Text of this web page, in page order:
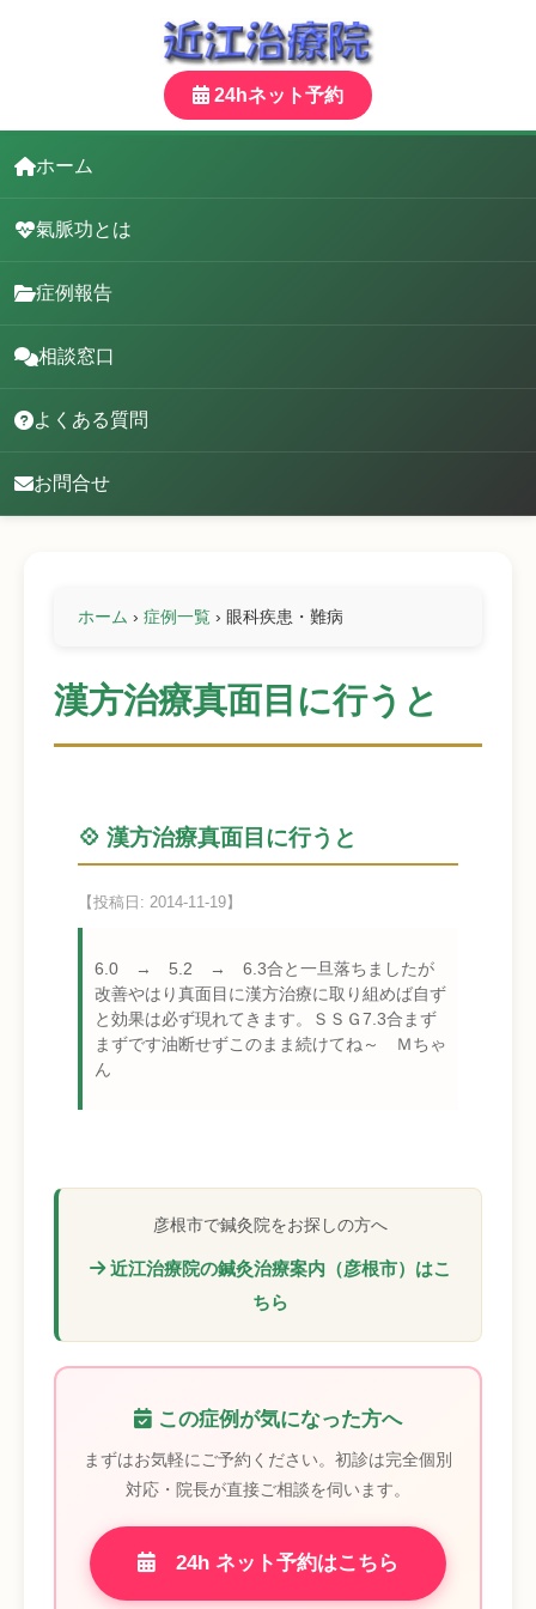
24hネット予約
ホーム
氣脈功とは
症例報告
相談窓口
よくある質問
お問合せ
ホーム › 症例一覧 › 眼科疾患・難病
漢方治療真面目に行うと
💠 漢方治療真面目に行うと
【投稿日: 2014-11-19】
6.0 → 5.2 → 6.3合と一旦落ちましたが
改善やはり真面目に漢方治療に取り組めば自ず
と効果は必ず現れてきます。ＳＳＧ7.3合まず
まずです油断せずこのまま続けてね～ Ｍちゃ
ん
彦根市で鍼灸院をお探しの方へ
近江治療院の鍼灸治療案内（彦根市）はこ
ちら
この症例が気になった方へ
まずはお気軽にご予約ください。初診は完全個別
対応・院長が直接ご相談を伺います。
24h ネット予約はこちら